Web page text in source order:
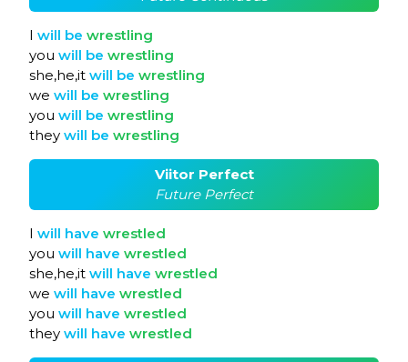
I will be wrestling
you will be wrestling
she,he,it will be wrestling
we will be wrestling
you will be wrestling
they will be wrestling
Viitor Perfect
Future Perfect
I will have wrestled
you will have wrestled
she,he,it will have wrestled
we will have wrestled
you will have wrestled
they will have wrestled